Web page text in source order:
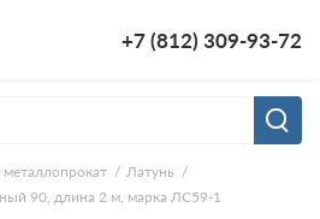
+7 (812) 309-93-72
Латунь
90, длина 2 м, марка ЛС59-1